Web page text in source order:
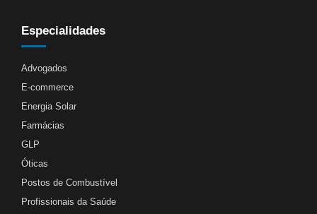
Especialidades
Advogados
E-commerce
Energia Solar
Farmácias
GLP
Óticas
Postos de Combustível
Profissionais da Saúde